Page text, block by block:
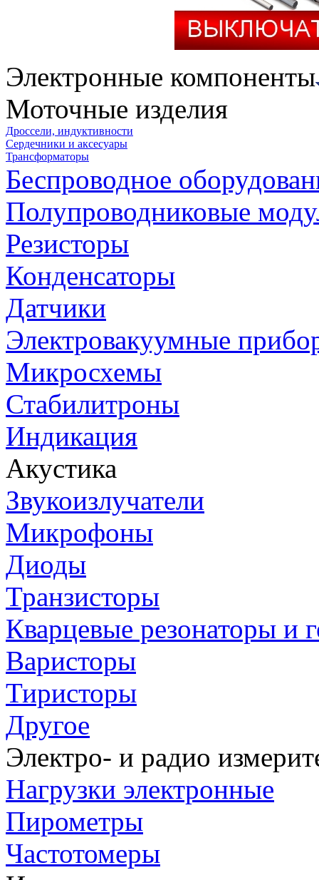
Электронные компоненты
Моточные изделия
Дроссели, индуктивности
Сердечники и аксесуары
Трансформаторы
Беспроводное
Полупроводниковые
Резисторы
Конденсаторы
Датчики
Электровакуумные
Микросхемы
Стабилитроны
Индикация
Акустика
Звукоизлучатели
Микрофоны
Диоды
Транзисторы
Кварцевые резонаторы и
Варисторы
Тиристоры
Другое
Электро- и радио
Нагрузки электронные
Пирометры
Частотомеры